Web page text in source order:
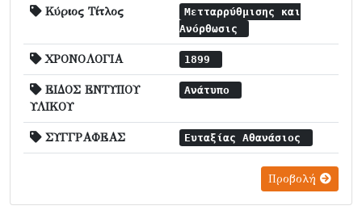
Κύριος Τίτλος
Μετταρρύθμισης και
Ανόρθωσις
ΧΡΟΝΟΛΟΓΙΑ 1899
ΕΙΔΟΣ ΕΝΤΥΠΟΥ
ΥΛΙΚΟΥ
Ανάτυπο
ΣΥΓΓΡΑΦΕΑΣ Ευταξίας Αθανάσιος
Προβολή